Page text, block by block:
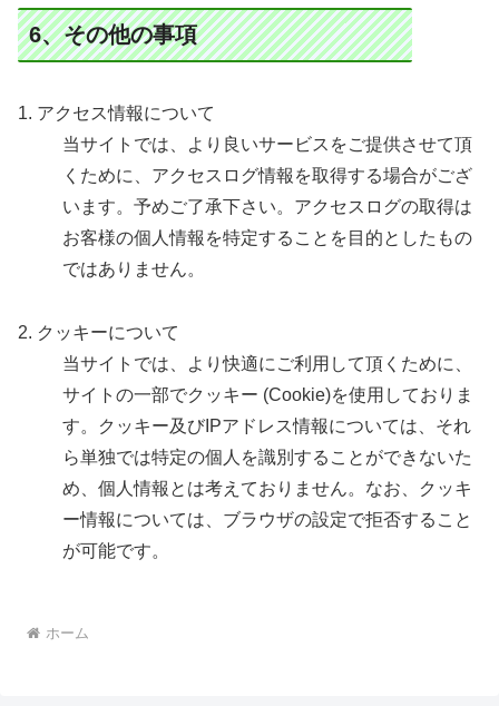
6、その他の事項
1. アクセス情報について
当サイトでは、より良いサービスをご提供させて頂
くために、アクセスログ情報を取得する場合がござ
います。予めご了承下さい。アクセスログの取得は
お客様の個人情報を特定することを目的としたもの
ではありません。
2. クッキーについて
当サイトでは、より快適にご利用して頂くために、
サイトの一部でクッキー (Cookie)を使用しておりま
す。クッキー及びIPアドレス情報については、それ
ら単独では特定の個人を識別することができないた
め、個人情報とは考えておりません。なお、クッキ
ー情報については、ブラウザの設定で拒否すること
が可能です。
ホーム